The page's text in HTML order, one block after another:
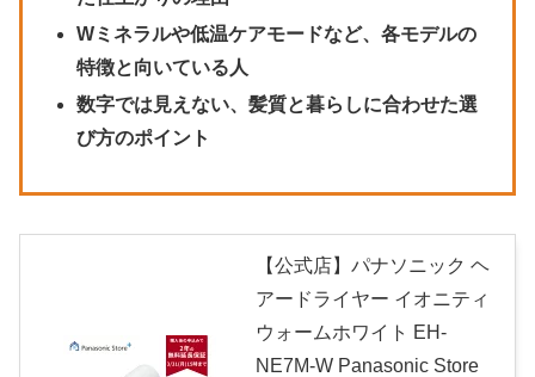
Wミネラルや低温ケアモードなど、各モデルの
特徴と向いている人
数字では見えない、髪質と暮らしに合わせた選
び方のポイント
【公式店】パナソニック ヘ
アードライヤー イオニティ
ウォームホワイト EH-
NE7M-W Panasonic Store